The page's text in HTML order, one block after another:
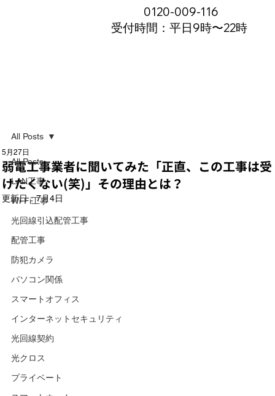
0120-009-116
受付時間：平日9時〜22時
All Posts
LAN工事
Wi-Fi工事
光回線引込配管工事
配管工事
防犯カメラ
パソコン関係
スマートオフィス
インターネットセキュリティ
光回線契約
光クロス
プライベート
All Posts
弱電工事業者に聞いてみた「正直、この工事は受
けたくない(笑)」その理由とは？
5月27日
更新日：7月4日